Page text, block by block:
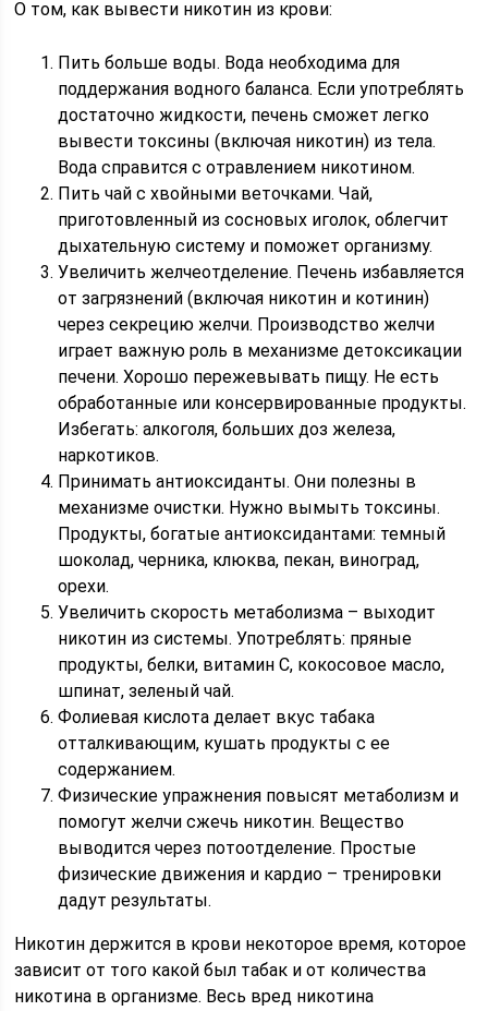
О том, как вывести никотин из крови:
Пить больше воды. Вода необходима для
поддержания водного баланса. Если употреблять
достаточно жидкости, печень сможет легко
вывести токсины (включая никотин) из тела.
Вода справится с отравлением никотином.
Пить чай с хвойными веточками. Чай,
приготовленный из сосновых иголок, облегчит
дыхательную систему и поможет организму.
Увеличить желчеотделение. Печень избавляется
от загрязнений (включая никотин и котинин)
через секрецию желчи. Производство желчи
играет важную роль в механизме детоксикации
печени. Хорошо пережевывать пищу. Не есть
обработанные или консервированные продукты.
Избегать: алкоголя, больших доз железа,
наркотиков.
Принимать антиоксиданты. Они полезны в
механизме очистки. Нужно вымыть токсины.
Продукты, богатые антиоксидантами: темный
шоколад, черника, клюква, пекан, виноград,
орехи.
Увеличить скорость метаболизма – выходит
никотин из системы. Употреблять: пряные
продукты, белки, витамин С, кокосовое масло,
шпинат, зеленый чай.
Фолиевая кислота делает вкус табака
отталкивающим, кушать продукты с ее
содержанием.
Физические упражнения повысят метаболизм и
помогут желчи сжечь никотин. Вещество
выводится через потоотделение. Простые
физические движения и кардио – тренировки
дадут результаты.
Никотин держится в крови некоторое время, которое
зависит от того какой был табак и от количества
никотина в организме. Весь вред никотина